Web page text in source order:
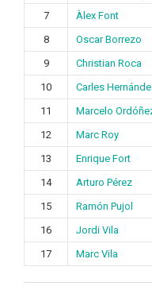
7
Àlex Font
8
Oscar Borrezo
9
Christian Roca
10
Carles
11
Marcelo
12
Marc Roy
13
Enrique Fort
14
Arturo Pérez
15
Ramón Pujol
16
Jordi Vila
17
Marc Vila